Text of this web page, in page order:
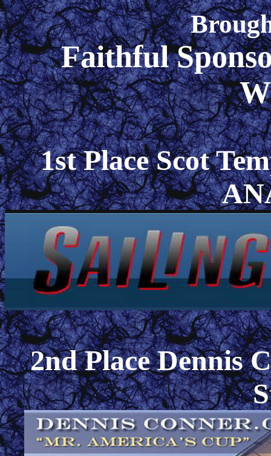
Faithful
1st Place Scot
2nd Place Dennis